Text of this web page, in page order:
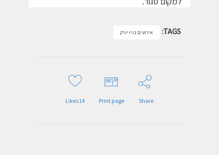
TAGS: אירועים בניו יורק
Share
Print page
14
Likes